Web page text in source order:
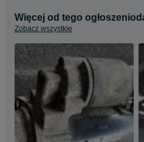
Więcej od tego
Zobacz wszystkie